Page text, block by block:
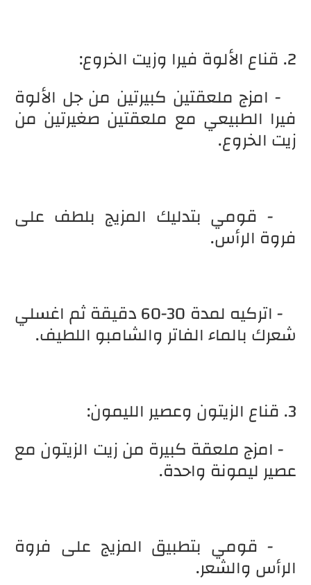
2. قناع الألوة فيرا وزيت الخروع:
- امزج ملعقتين كبيرتين من جل الألوة
فيرا الطبيعي مع ملعقتين صغيرتين من
زيت الخروع.
- قومي بتدليك المزيج بلطف على
فروة الرأس.
- اتركيه لمدة 30-60 دقيقة ثم اغسلي
شعرك بالماء الفاتر والشامبو اللطيف.
3. قناع الزيتون وعصير الليمون:
- امزج ملعقة كبيرة من زيت الزيتون مع
عصير ليمونة واحدة.
- قومي بتطبيق المزيج على فروة
الرأس والشعر.